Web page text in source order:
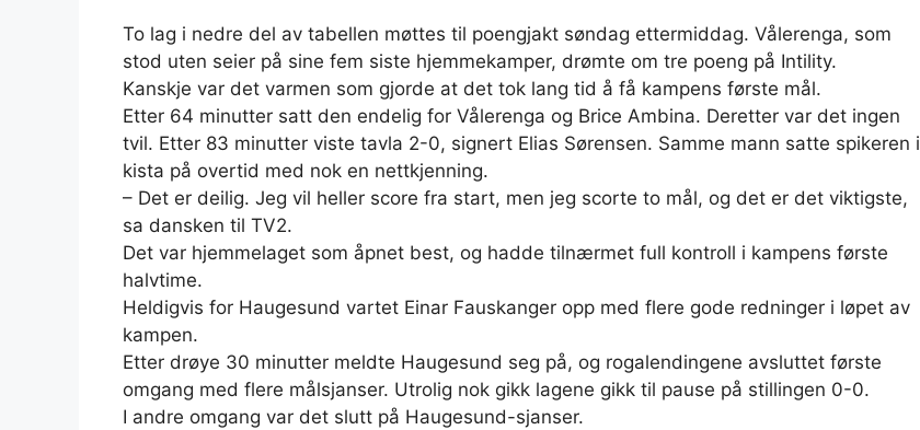
To lag i nedre del av tabellen møttes til poengjakt søndag ettermiddag. Vålerenga, som
stod uten seier på sine fem siste hjemmekamper, drømte om tre poeng på Intility.
Kanskje var det varmen som gjorde at det tok lang tid å få kampens første mål.
Etter 64 minutter satt den endelig for Vålerenga og Brice Ambina. Deretter var det ingen
tvil. Etter 83 minutter viste tavla 2-0, signert Elias Sørensen. Samme mann satte spikeren i
kista på overtid med nok en nettkjenning.
– Det er deilig. Jeg vil heller score fra start, men jeg scorte to mål, og det er det viktigste,
sa dansken til TV2.
Det var hjemmelaget som åpnet best, og hadde tilnærmet full kontroll i kampens første
halvtime.
Heldigvis for Haugesund vartet Einar Fauskanger opp med flere gode redninger i løpet av
kampen.
Etter drøye 30 minutter meldte Haugesund seg på, og rogalendingene avsluttet første
omgang med flere målsjanser. Utrolig nok gikk lagene gikk til pause på stillingen 0-0.
I andre omgang var det slutt på Haugesund-sjanser.